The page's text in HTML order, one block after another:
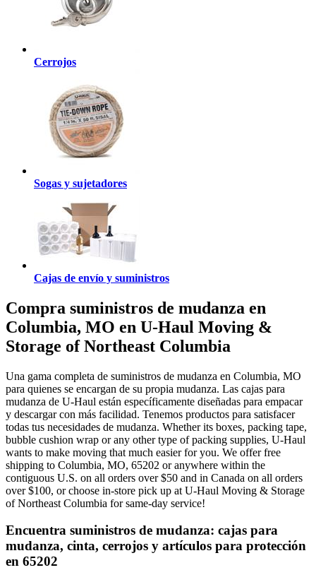
Cerrojos
Sogas y sujetadores
Cajas de envío y suministros
Compra suministros de mudanza en
Columbia, MO en U-Haul Moving &
Storage of Northeast Columbia
Una gama completa de suministros de mudanza en Columbia, MO
para quienes se encargan de su propia mudanza. Las cajas para
mudanza de U-Haul están específicamente diseñadas para empacar
y descargar con más facilidad. Tenemos productos para satisfacer
todas tus necesidades de mudanza. Whether its boxes, packing tape,
bubble cushion wrap or any other type of packing supplies, U-Haul
wants to make moving that much easier for you. We offer free
shipping to Columbia, MO, 65202 or anywhere within the
contiguous U.S. on all orders over $50 and in Canada on all orders
over $100, or choose in-store pick up at U-Haul Moving & Storage
of Northeast Columbia for same-day service!
Encuentra suministros de mudanza: cajas para
mudanza, cinta, cerrojos y artículos para protección
en 65202